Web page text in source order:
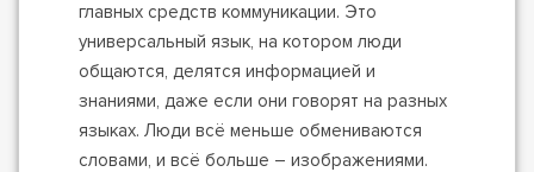
главных средств коммуникации. Это
универсальный язык, на котором люди
общаются, делятся информацией и
знаниями, даже если они говорят на разных
языках. Люди всё меньше обмениваются
словами, и всё больше – изображениями.